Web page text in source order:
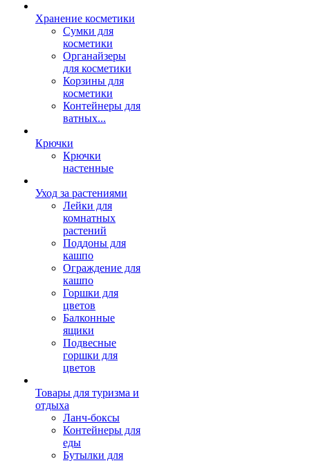
Хранение косметики
Сумки для
косметики
Органайзеры
для косметики
Корзины для
косметики
Контейнеры для
ватных...
Крючки
Крючки
настенные
Уход за растениями
Лейки для
комнатных
растений
Поддоны для
кашпо
Ограждение для
кашпо
Горшки для
цветов
Балконные
ящики
Подвесные
горшки для
цветов
Товары для туризма и
отдыха
Ланч-боксы
Контейнеры для
еды
Бутылки для